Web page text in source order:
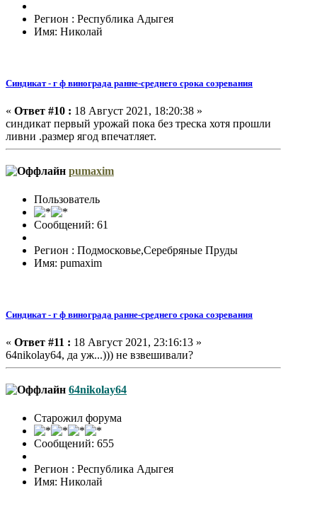
Регион : Республика Адыгея
Имя: Николай
Синдикат - г ф винограда ранне-среднего срока созревания
« Ответ #10 : 18 Август 2021, 18:20:38 »
синдикат первый урожай пока без треска хотя прошли
ливни .размер ягод впечатляет.
pumaxim
Пользователь
Сообщений: 61
Регион : Подмосковье,Серебряные Пруды
Имя: pumaxim
Синдикат - г ф винограда ранне-среднего срока созревания
« Ответ #11 : 18 Август 2021, 23:16:13 »
64nikolay64, да уж...))) не взвешивали?
64nikolay64
Старожил форума
Сообщений: 655
Регион : Республика Адыгея
Имя: Николай